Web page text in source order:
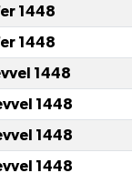
1448
1448
1448
1448
1448
1448